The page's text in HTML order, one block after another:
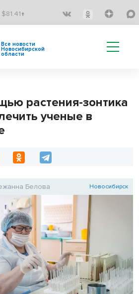
$81.41↑
Все новости
Новосибирской
области
растения-зонтика
ученые в
Белова Новосибирск